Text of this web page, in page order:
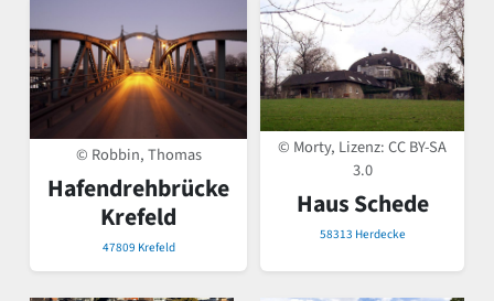
© Robbin, Thomas
Hafendrehbrücke
Krefeld
47809 Krefeld
© Morty, Lizenz:CC BY-SA
3.0
Haus Schede
58313 Herdecke